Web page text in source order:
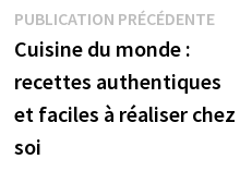
Navigation
de
l’article
PUBLICATION PRÉCÉDENTE
Cuisine du monde :
recettes authentiques
et faciles à réaliser chez
soi